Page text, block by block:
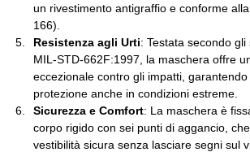
un rivestimento antigraffio e conforme
166).
Resistenza agli Urti: Testata secondo
MIL-STD-662F:1997, la maschera offre
eccezionale contro gli impatti,
protezione anche in condizioni estreme.
Sicurezza e Comfort: La maschera è
corpo rigido con sei punti di aggancio,
vestibilità sicura senza lasciare segni sul